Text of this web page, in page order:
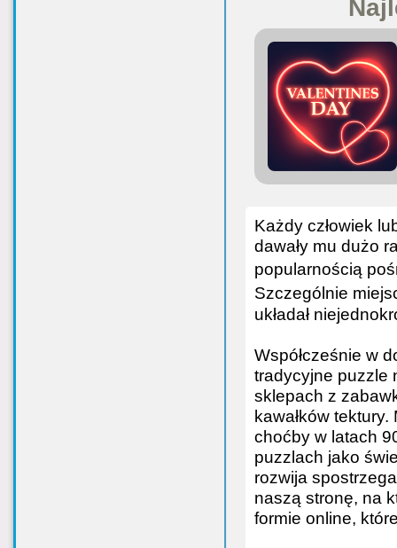
Każdy człowiek
dawały mu dużo
popularnością
Szczególnie
układał
Współcześnie w
tradycyjne puzzle
sklepach z
kawałków
choćby w latach
puzzlach jako
rozwija
naszą stronę, na
formie online,